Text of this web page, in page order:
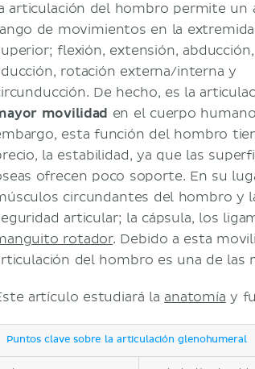
articulación del hombro permite un
de movimientos en la
flexión, extensión, abducción,
rotación externa/interna y
De hecho, es la
movilidad en el cuerpo
esta función del hombro
la estabilidad, ya que las
ofrecen poco soporte. En su
circundantes del hombro y
articular; la cápsula, los
rotador. Debido a esta
del hombro es una de las
artículo estudiará la anatomía y
Puntos clave sobre la articulación glenohumeral